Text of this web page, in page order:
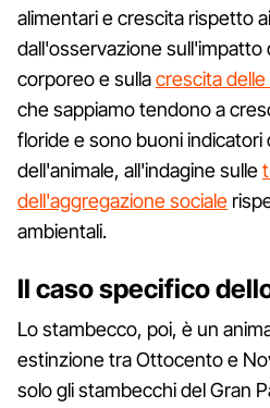
alimentari e crescita rispetto
dall'osservazione sull'impatto
corporeo e sullacrescita
che sappiamo tendono a
floride e sono buoni indicatori
dell'animale, all'indagine sulle
dell'aggregazione sociale
ambientali.
Il caso specifico
Lo stambecco, poi, è un
estinzione tra Ottocento e
solo gli stambecchi del Gran